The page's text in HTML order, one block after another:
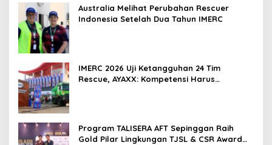
Australia Melihat Perubahan Rescuer
Indonesia Setelah Dua Tahun IMERC
IMERC 2026 Uji Ketangguhan 24 Tim
Rescue, AYAXX: Kompetensi Harus
Program TALISERA AFT Sepinggan Raih
Gold Pilar Lingkungan TJSL & CSR Award